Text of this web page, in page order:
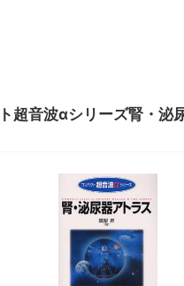
超音波αシリーズ腎・泌